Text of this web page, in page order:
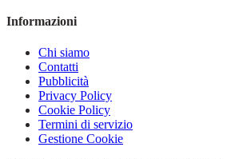
Informazioni
Chi siamo
Contatti
Pubblicità
Privacy Policy
Cookie Policy
Termini di servizio
Gestione Cookie